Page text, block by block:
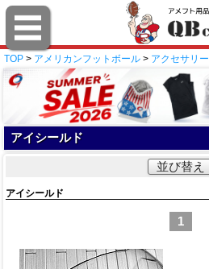
TOP > アメリカンフットボール > アクセサリー
アイシールド
並び替え
アイシールド
1